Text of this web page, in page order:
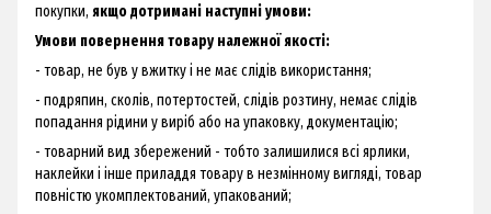
покупки, якщо дотримані наступні умови:
Умови повернення товару належної якості:
- товар, не був у вжитку і не має слідів використання;
- подряпин, сколів, потертостей, слідів розтину, немає слідів
попадання рідини у виріб або на упаковку, документацію;
- товарний вид збережений - тобто залишилися всі ярлики,
наклейки і інше приладдя товару в незмінному вигляді, товар
повністю укомплектований, упакований;